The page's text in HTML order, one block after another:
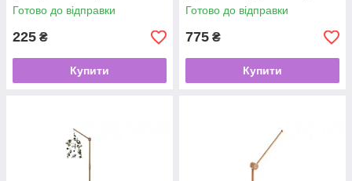
Готово до відправки
225 ₴
Купити
Готово до відправки
775 ₴
Купити